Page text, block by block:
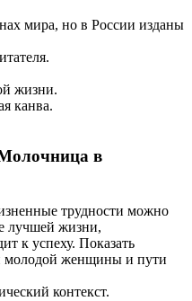
мира, но в России изданы
жизни.
канва.
в
трудности можно
лучшей жизни,
к успеху. Показать
молодой женщины и пути
контекст.